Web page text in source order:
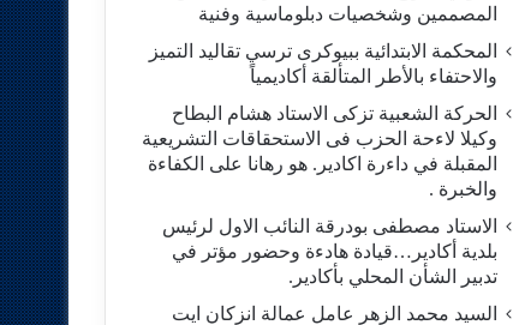
المصممين وشخصيات دبلوماسية وفنية
المحكمة الابتدائية ببيوكرى ترسي تقاليد التميز
والاحتفاء بالأطر المتألقة أكاديمياً
الحركة الشعبية تزكى الاستاد هشام البطاح
وكيلا لاءحة الحزب فى الاستحقاقات التشريعية
المقبلة في داءرة اكادير. هو رهانا على الكفاءة
والخبرة .
الاستاد مصطفى بودرقة النائب الاول لرئيس
بلدية أكادير…قيادة هادءة وحضور مؤتر في
تدبير الشأن المحلي بأكادير.
السيد محمد الزهر عامل عمالة انزكان ايت